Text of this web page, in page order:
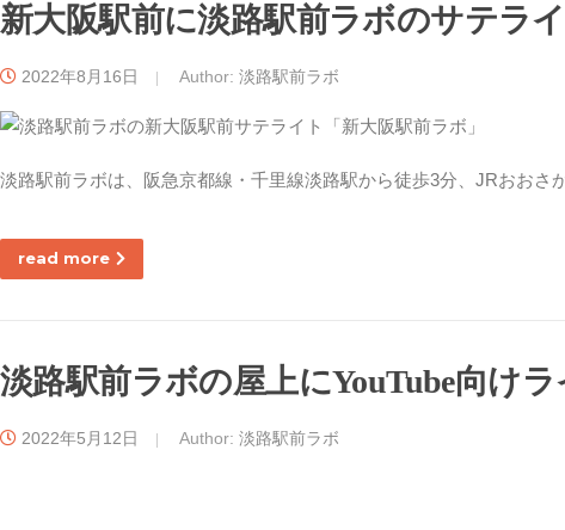
新大阪駅前に淡路駅前ラボのサテラ
2022年8月16日 Author: 淡路駅前ラボ
淡路駅前ラボは、阪急京都線・千里線淡路駅から徒歩3分、JRおお
read more
淡路駅前ラボの屋上にYouTube向け
2022年5月12日 Author: 淡路駅前ラボ